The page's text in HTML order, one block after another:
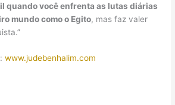
quando você enfrenta as lutas diárias
mundo como o Egito, mas faz valer
www.judebenhalim.com